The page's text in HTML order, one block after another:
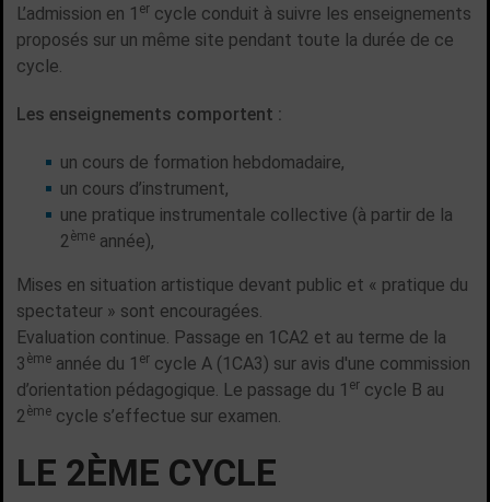
L’admission en 1 er cycle conduit à suivre les enseignements
proposés sur un même site pendant toute la durée de ce
cycle.
Les enseignements comportent :
un cours de formation hebdomadaire,
un cours d’instrument,
une pratique instrumentale collective (à partir de la
2ème année),
Mises en situation artistique devant public et « pratique du
spectateur » sont encouragées.
Evaluation continue. Passage en 1CA2 et au terme de la
3 ème année du 1 er cycle A (1CA3) sur avis d'une commission
d’orientation pédagogique. Le passage du 1 er cycle B au
2ème cycle s’effectue sur examen.
LE 2ÈME CYCLE